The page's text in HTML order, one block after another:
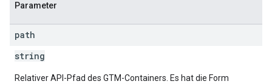
Parameter
path
string
Relativer API-Pfad des GTM-Containers. Es hat die Form